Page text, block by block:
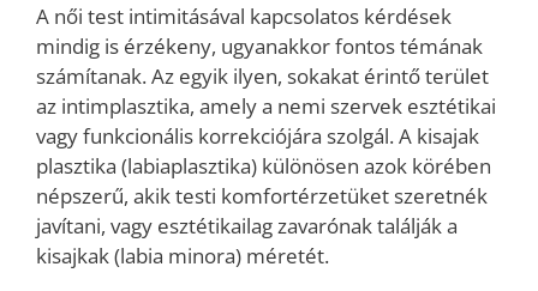
A női test intimitásával kapcsolatos kérdések
mindig is érzékeny, ugyanakkor fontos témának
számítanak. Az egyik ilyen, sokakat érintő terület
az intimplasztika, amely a nemi szervek esztétikai
vagy funkcionális korrekciójára szolgál. A kisajak
plasztika (labiaplasztika) különösen azok körében
népszerű, akik testi komfortérzetüket szeretnék
javítani, vagy esztétikailag zavarónak találják a
kisajkak (labia minora) méretét.